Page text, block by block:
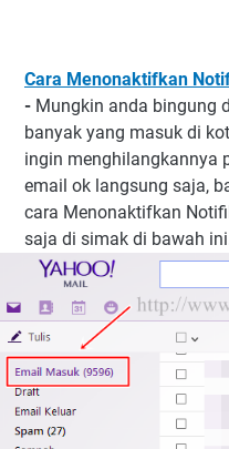
Cara Menonaktifkan
- Mungkin anda bingung
banyak yang masuk di
ingin menghilangkannya
email ok langsung saja,
cara Menonaktifkan
saja di simak di bawah